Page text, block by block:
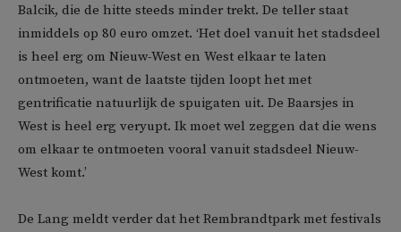
Balcik, die de hitte steeds minder trekt. De teller staat
inmiddels op 80 euro omzet. ‘Het doel vanuit het stadsdeel
is heel erg om Nieuw-West en West elkaar te laten
ontmoeten, want de laatste tijden loopt het met
gentrificatie natuurlijk de spuigaten uit. De Baarsjes in
West is heel erg veryupt. Ik moet wel zeggen dat die wens
om elkaar te ontmoeten vooral vanuit stadsdeel Nieuw-
West komt.’
De Lang meldt verder dat het Rembrandtpark met festivals